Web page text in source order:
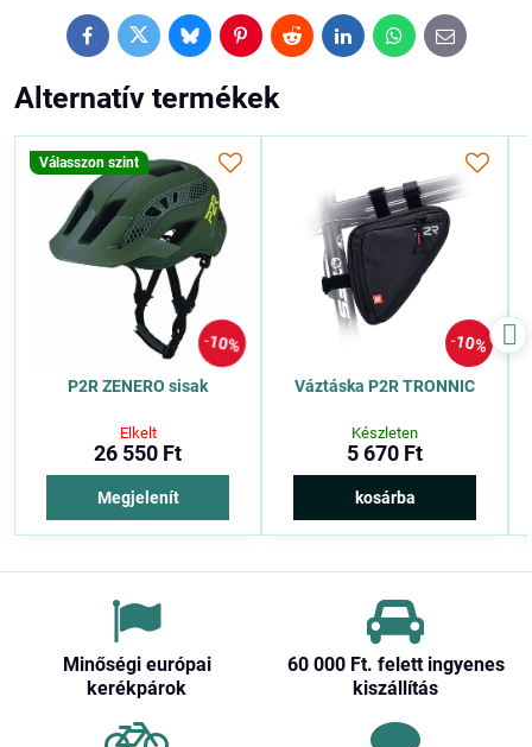
FacebookTwitterBlueskyPinterestRedditLinkedInWhatsApp
E-
mail
Alternatív termékek
10%
Válasszon szint
P2R ZENERO sisak
Elkelt
26 550 Ft
Megjelenít
10%
Váztáska P2R TRONNIC
Készleten
5 670 Ft
kosárba
Minőségi európai
kerékpárok
60 000 Ft​. felett ingyenes
kiszállítás